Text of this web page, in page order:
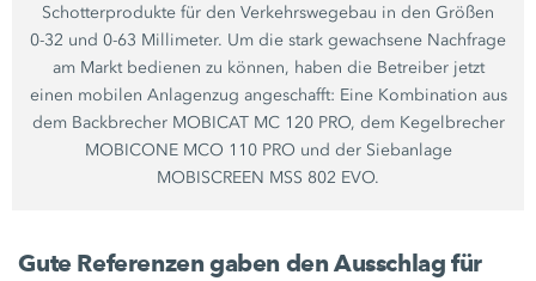
Schotterprodukte für den Verkehrswegebau in den Größen
0-32 und 0-63 Millimeter. Um die stark gewachsene Nachfrage
am Markt bedienen zu können, haben die Betreiber jetzt
einen mobilen Anlagenzug angeschafft: Eine Kombination aus
dem Backbrecher MOBICAT MC 120 PRO, dem Kegelbrecher
MOBICONE MCO 110 PRO und der Siebanlage
MOBISCREEN MSS 802 EVO.
Gute Referenzen gaben den Ausschlag für